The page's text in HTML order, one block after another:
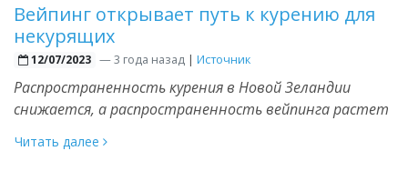
Вейпинг открывает путь к курению для
некурящих
12/07/2023 —3 года назад | Источник
Распространенность курения в Новой Зеландии
снижается, а распространенность вейпинга растет
Читать далее